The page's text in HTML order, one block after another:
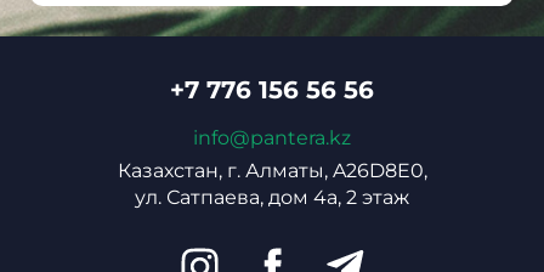
+7 776 156 56 56
info@pantera.kz
Казахстан, г. Алматы, A26D8E0,
ул. Сатпаева, дом 4а, 2 этаж